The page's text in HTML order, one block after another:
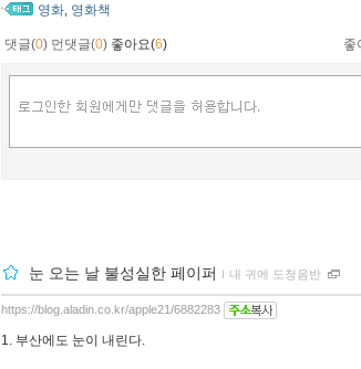
영화 영화책
댓글(0) 먼댓글(0) 좋아요(6) 좋
눈 오는 날 불성실한 페이퍼 ｌ 내 귀에 도청음반
https://blog.aladin.co.kr/apple21/6882283
1. 부산에도 눈이 내린다.